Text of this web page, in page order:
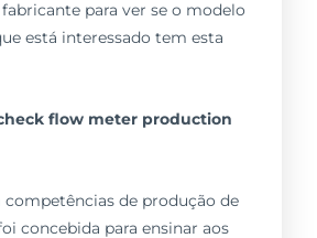
para ver se o modelo
está interessado tem esta
flow meter production
de produção de
concebida para ensinar aos